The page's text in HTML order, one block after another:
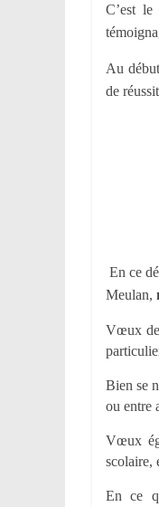
C’est
Au
de
En ce
Meulan,
Vœux de
Bien se
ou entre
Vœux
scolaire,
En ce